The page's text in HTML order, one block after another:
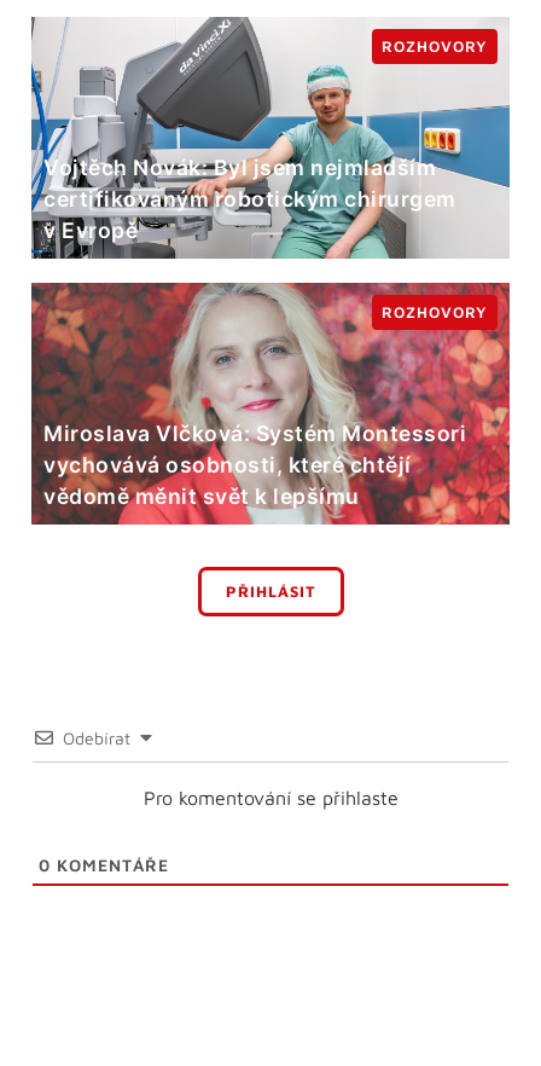
Vojtěch Novák: Byl jsem nejmladším
certifikovaným robotickým chirurgem
v Evropě
ROZHOVORY
Miroslava Vlčková: Systém Montessori
vychovává osobnosti, které chtějí
vědomě měnit svět k lepšímu
ROZHOVORY
PŘIHLÁSIT
Odebírat
Pro komentování se přihlaste
0 KOMENTÁŘE